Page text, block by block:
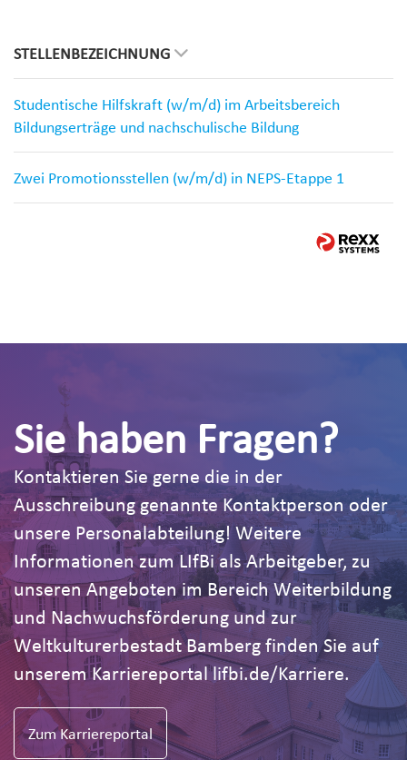
STELLENBEZEICHNUNG
Studentische Hilfskraft (w/m/d) im Arbeitsbereich
Bildungserträge und nachschulische Bildung
Zwei Promotionsstellen (w/m/d) in NEPS-Etappe 1
Sie haben Fragen?
Kontaktieren Sie gerne die in der
Ausschreibung genannte Kontaktperson oder
unsere Personalabteilung! Weitere
Informationen zum LIfBi als Arbeitgeber, zu
unseren Angeboten im Bereich Weiterbildung
und Nachwuchsförderung und zur
Weltkulturerbestadt Bamberg finden Sie auf
unserem Karriereportal lifbi.de/Karriere.
Zum Karriereportal